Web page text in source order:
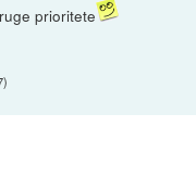
prioritete
)